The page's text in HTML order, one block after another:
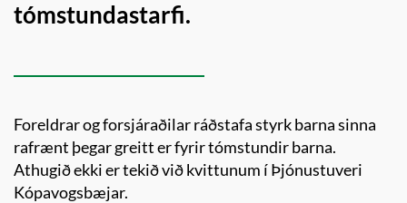
tómstundastarfi.
Foreldrar og forsjáraðilar ráðstafa styrk barna sinna
rafrænt þegar greitt er fyrir tómstundir barna.
Athugið ekki er tekið við kvittunum í Þjónustuveri
Kópavogsbæjar.